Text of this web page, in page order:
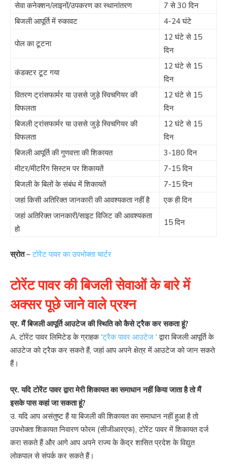
सेवा कनेक्शन/लाइनों/उपकरण का स्थानांतरण
7 से 30 दिन
बिजली आपूर्ति में रुकावट
4-24 घंटे
पोल का टूटना
12 घंटे से 15
दिन
कंडक्टर टूट गया
12 घंटे से 15
दिन
वितरण ट्रांसफार्मर या उससे जुड़े स्विचगियर की
विफलता
12 घंटे से 15
दिन
बिजली ट्रांसफार्मर या उससे जुड़े स्विचगियर की
विफलता
12 घंटे से 15
दिन
बिजली आपूर्ति की गुणवत्ता की शिकायत
3-180 दिन
मीटर/मीटरिंग सिस्टम पर शिकायतें
7-15 दिन
बिजली के बिलों के संबंध में शिकायतें
7-15 दिन
जहां किसी अतिरिक्त जानकारी की आवश्यकता नहीं है
एक ही दिन
जहां अतिरिक्त जानकारी/साइट विजिट की आवश्यकता
हो
15 दिन
स्रोत–टोरेंट पावर का उपभोक्ता चार्टर
टोरेंट पावर की बिजली सेवाओं के बारे में
अक्सर पूछे जाने वाले प्रश्न
प्र. मैं बिजली आपूर्ति आउटेज की स्थिति को कैसे ट्रैक कर सकता हूं?
A. टोरेंट पावर लिमिटेड के ग्राहक ‘ट्रैक पावर आउटेज ‘ द्वारा बिजली आपूर्ति के
आउटेज को ट्रैक कर सकते हैं, जहां आप अपने क्षेत्र में आउटेज को जान सकते
हैं।
प्र. यदि टोरेंट पावर द्वारा मेरी शिकायत का समाधान नहीं किया जाता है तो मैं
इसके पास कहां जा सकता हूं?
उ. यदि आप असंतुष्ट हैं या बिजली की शिकायत का समाधान नहीं हुआ है तो
उपभोक्ता शिकायत निवारण फोरम (सीजीआरएफ), टोरेंट पावर में शिकायत दर्ज
करा सकते हैं और आगे आप अपने राज्य के केंद्र शासित प्रदेश के विद्युत
लोकपाल से संपर्क कर सकते हैं।